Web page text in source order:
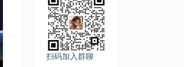
扫码加入群聊